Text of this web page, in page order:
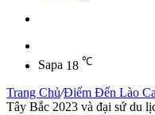
Sapa 18 ℃
Trang Chủ/Điểm Đến Lào
Tây Bắc 2023 và đại sứ du